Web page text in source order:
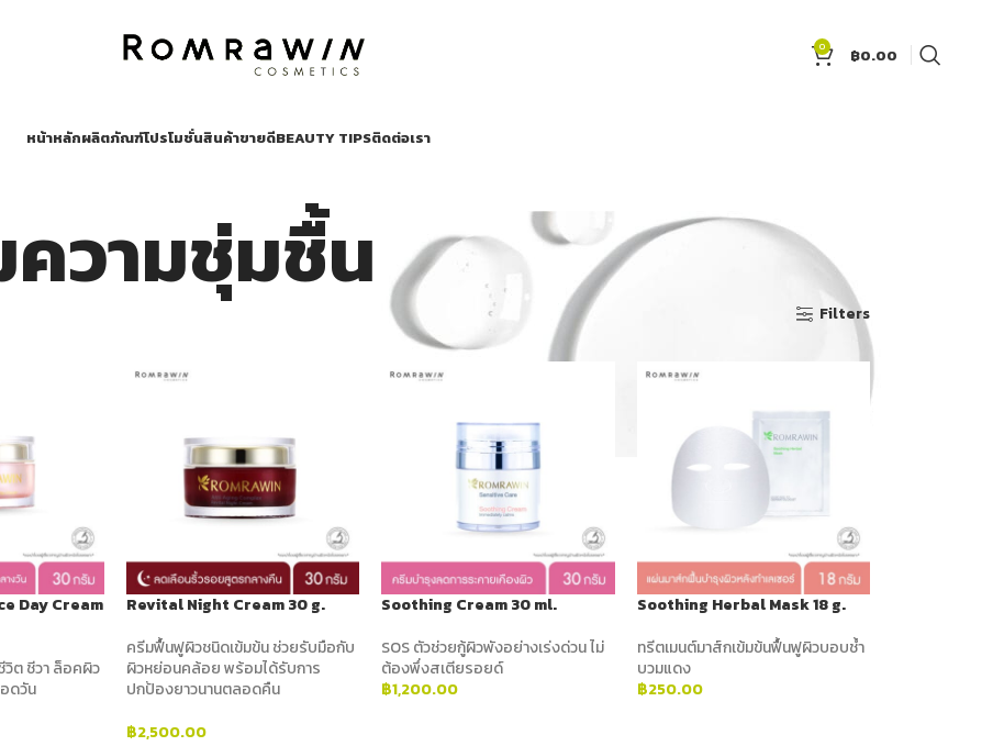
0 ฿0.00
หน้าหลักผลิตภัณฑ์โปรโมชั่นสินค้าขายดีBEAUTY TIPSติดต่อเรา
วามชุ่มชื้น
Show Filters
Day Cream
ต ชีวา ล็อคผิว
ดวัน
Revital Night Cream 30 g.
ครีมฟื้นฟูผิวชนิดเข้มข้น ช่วยรับมือกับ
ผิวหย่อนคล้อย พร้อมได้รับการ
ปกป้องยาวนานตลอดคืน
฿2,500.00
Soothing Cream 30 ml.
SOS ตัวช่วยกู้ผิวพังอย่างเร่งด่วน ไม่
ต้องพึ่งสเตียรอยด์
฿1,200.00
Soothing Herbal Mask 18 g.
ทรีตเมนต์มาส์กเข้มข้นฟื้นฟูผิวบอบช้ำ
บวมแดง
฿250.00